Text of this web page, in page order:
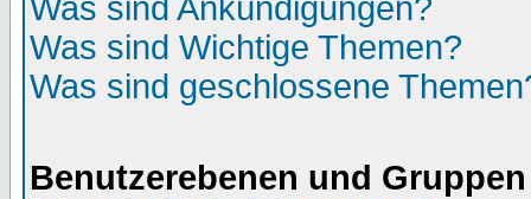
Was sind Ankündigungen?
Was sind Wichtige Themen?
Was sind geschlossene
Benutzerebenen und Gruppen